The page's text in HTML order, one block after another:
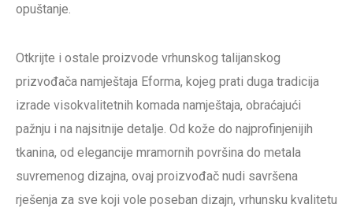
opuštanje.
Otkrijte i ostale proizvode vrhunskog talijanskog
prizvođača namještaja Eforma, kojeg prati duga tradicija
izrade visokvalitetnih komada namještaja, obraćajući
pažnju i na najsitnije detalje. Od kože do najprofinjenijih
tkanina, od elegancije mramornih površina do metala
suvremenog dizajna, ovaj proizvođač nudi savršena
rješenja za sve koji vole poseban dizajn, vrhunsku kvalitetu